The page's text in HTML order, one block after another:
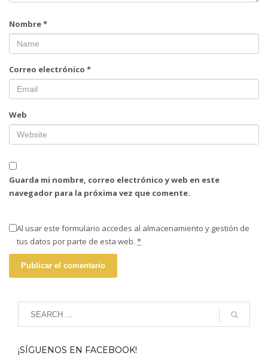
Nombre*
Correo electrónico *
Web
Guarda mi nombre, correo electrónico y web en este
navegador para la próxima vez que comente.
Al usar este formulario accedes al almacenamiento y gestión de
tus datos por parte de esta web. *
¡SÍGUENOS EN FACEBOOK!